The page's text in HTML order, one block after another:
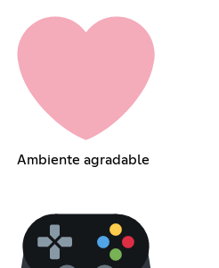
Ambiente agradable